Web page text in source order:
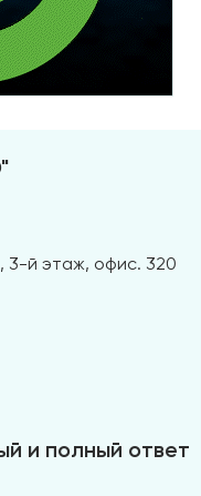
3-й этаж, офис. 320
и полный ответ